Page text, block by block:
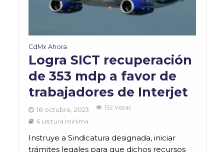
CdMx Ahora
Logra SICT recuperación
de 353 mdp a favor de
trabajadores de Interjet
18 octubre, 2023
152 Vistas
6 Lectura mínima
Instruye a Sindicatura designada, iniciar
trámites legales para que dichos recursos